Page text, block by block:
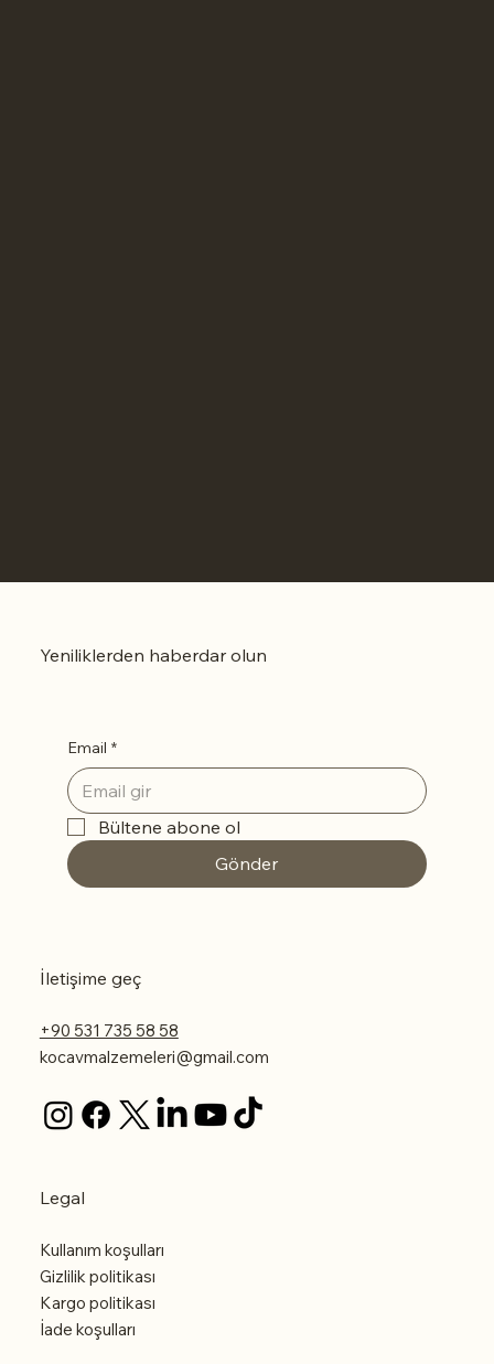
Yeniliklerden haberdar olun
Email *
Bültene abone ol
Gönder
İletişime geç
+90 531 735 58 58
kocavmalzemeleri@gmail.com
Legal
Kullanım koşulları
Gizlilik politikası
Kargo politikası
İade koşulları